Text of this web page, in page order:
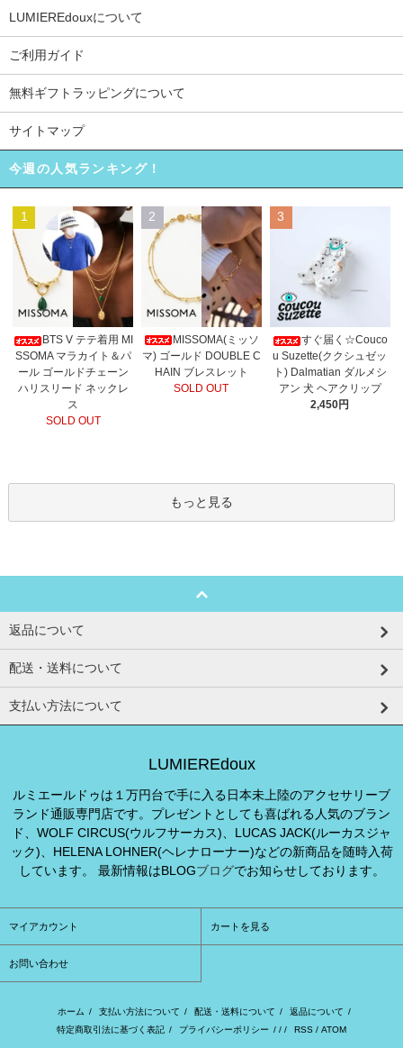
LUMIEREdouxについて
ご利用ガイド
無料ギフトラッピングについて
サイトマップ
今週の人気ランキング！
1
BTS V テテ着用 MI
SSOMA マラカイト＆パ
ール ゴールドチェーン
ハリスリード ネックレ
ス
SOLD OUT
2
MISSOMA(ミッソ
マ) ゴールド DOUBLE C
HAIN ブレスレット
SOLD OUT
3
すぐ届く☆Couco
u Suzette(ククシュゼッ
ト) Dalmatian ダルメシ
アン 犬 ヘアクリップ
2,450円
もっと見る
返品について
配送・送料について
支払い方法について
LUMIEREdoux
ルミエールドゥは１万円台で手に入る日本未上陸のアクセサリーブ
ランド通販専門店です。プレゼントとしても喜ばれる人気のブラン
ド、WOLF CIRCUS(ウルフサーカス)、LUCAS JACK(ルーカスジャ
ック)、HELENA LOHNER(ヘレナローナー)などの新商品を随時入荷
しています。 最新情報はBLOGブログでお知らせしております。
マイアカウント カートを見る
お問い合わせ
ホーム / 支払い方法について / 配送・送料について / 返品について /
特定商取引法に基づく表記 / プライバシーポリシー / / / RSS / ATOM